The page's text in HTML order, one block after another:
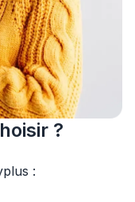
?
: